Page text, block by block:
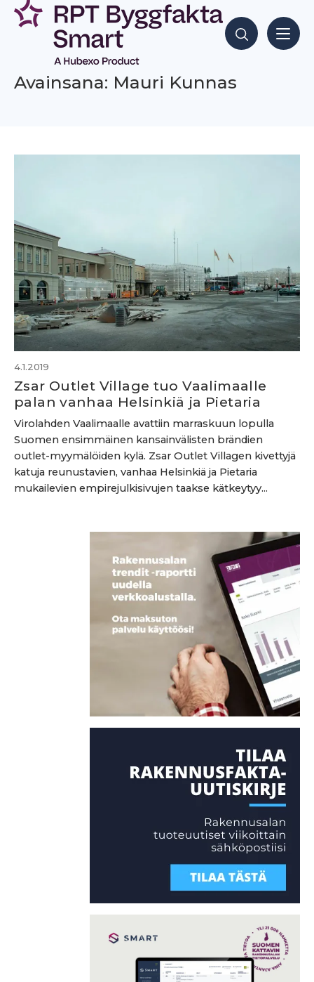
Siirry
sisältöön
Hae sisältöjä
Avainsana: Mauri Kunnas
4.1.2019
Zsar Outlet Village tuo Vaalimaalle
palan vanhaa Helsinkiä ja Pietaria
Virolahden Vaalimaalle avattiin marraskuun lopulla
Suomen ensimmäinen kansainvälisten brändien
outlet-myymälöiden kylä. Zsar Outlet Villagen kivettyjä
katuja reunustavien, vanhaa Helsinkiä ja Pietaria
mukailevien empirejulkisivujen taakse kätkeytyy...